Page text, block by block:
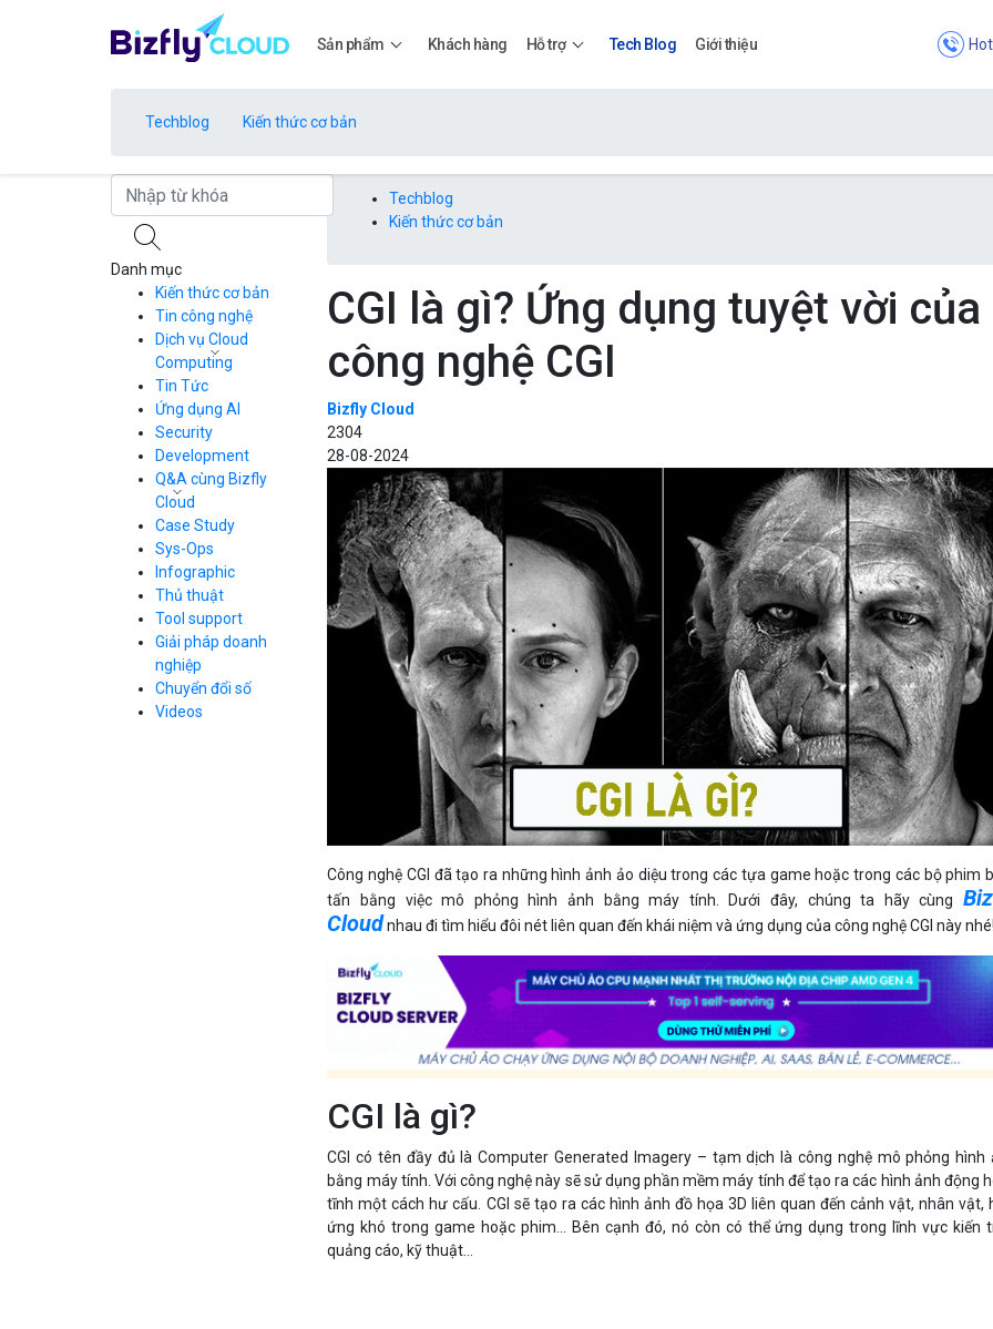
Sản phẩm
Bảng giá Apps
Bảng giá
Bảng giá Bảng giá
Bảng giá Bảng giá
Bảng giá
Bảng giá
Khách hàng Hỗ trợ Tech Blog Giới thiệu
Techblog Kiến thức cơ bản
Techblog
Kiến thức cơ bản
CGI là gì? Ứng dụng tuyệt vời của
công nghệ CGI
Bizfly Cloud
2304
28-08-2024
Công nghệ CGI đã tạo ra những hình ảnh ảo diệu trong các tựa game hoặc trong các bộ phim
tấn bằng việc mô phỏng hình ảnh bằng máy tính. Dưới đây, chúng ta hãy cùng
Cloudnhau đi tìm hiểu đôi nét liên quan đến khái niệm và ứng dụng của công nghệ CGI này nhé!
CGI là gì?
CGI có tên đầy đủ là Computer Generated Imagery – tạm dịch là công nghệ mô phỏng hình
bằng máy tính. Với công nghệ này sẽ sử dụng phần mềm máy tính để tạo ra các hình ảnh động
tĩnh một cách hư cấu. CGI sẽ tạo ra các hình ảnh đồ họa 3D liên quan đến cảnh vật, nhân vật,
ứng khó trong game hoặc phim… Bên cạnh đó, nó còn có thể ứng dụng trong lĩnh vực kiến
quảng cáo, kỹ thuật…
Danh mục
Kiến thức cơ bản
Tin công nghệ
Dịch vụ Cloud
Computing
Cloud Server
CDN
Load Balancer
Auto Scaling
Container Registry
Kubernetes
Cloud Database
Call Center
Business Email
Simple Storage
VPN
Traffic Manager
Cloud VPS
Kafka
Videos
Tin Tức
Ứng dụng AI
Security
Development
Q&A cùng Bizfly
Cloud
Q&A về Bizfly
Cloud Server
Thao tác kết nối
tới server
Videos
Q&A về Bizfly
Business Email
Videos
Case Study
Sys-Ops
Infographic
Thủ thuật
Tool support
Giải pháp doanh
nghiệp
Chuyển đổi số
Videos